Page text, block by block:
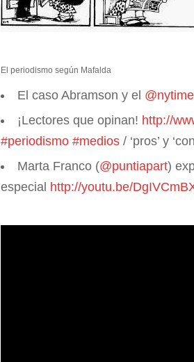
El periodismo según Mafalda
El caso Abramson y el
¡Lectores que opinan! http://
#periodismo #medios / ‘pros’ y
Marta Franco (@puntiapart)
especial http://youtu.be/